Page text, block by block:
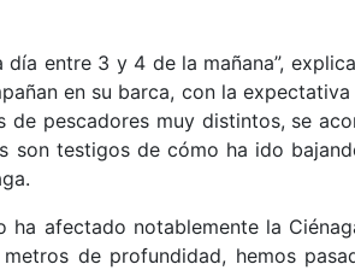
día entre 3 y 4 de la mañana”,
en su barca, con la
de pescadores muy distintos, se
son testigos de cómo ha ido
ha afectado notablemente la
de profundidad, hemos